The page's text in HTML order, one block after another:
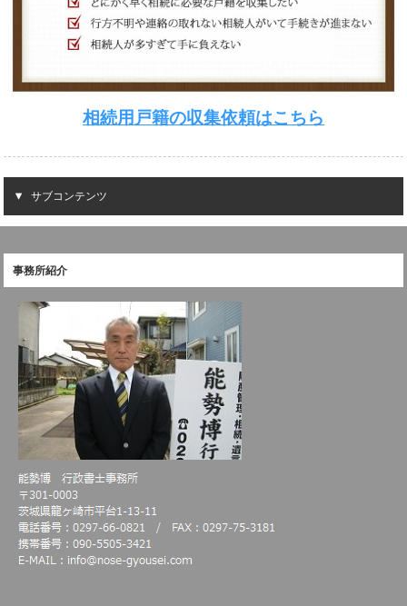
相続用戸籍の収集依頼はこちら
サブコンテンツ
事務所紹介